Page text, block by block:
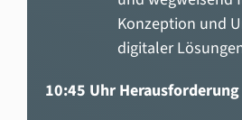
Konzeption und
digitaler
10:45 Uhr